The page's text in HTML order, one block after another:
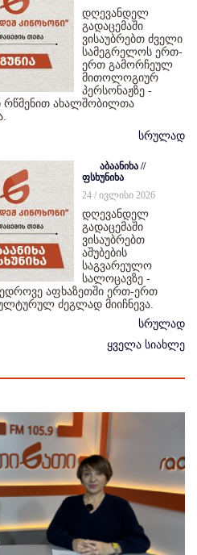
დღევანდელ
გადაცემაში
ვისაუბრებთ ძველი
სამეგრელოს ერთ-
ერთ გამორჩეულ
მითოლოგიურ
პერსონაჟზე -
რწმენით ახალშობილთა
სრულად
აბაანიხა //
ფსხუნიხა
24 / ივლისი 2026
დღევანდელ
გადაცემაში
ვისაუბრებთ
აშუბების
საგვარეულო
სალოცავზე -
აფხაზეთში ერთ-ერთ
ძეგლად მიიჩნევა.
სრულად
ყველა სიახლე